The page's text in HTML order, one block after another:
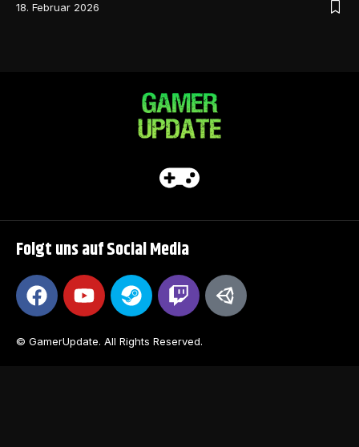
18. Februar 2026
Folgt uns auf Social Media
© GamerUpdate. All Rights Reserved.